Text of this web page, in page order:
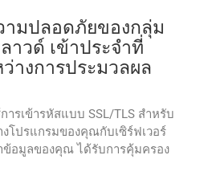
ามปลอดภัยของกลุ่ม
าวด์ เข้าประจําที่
างการประมวลผล
รเข้ารหัสแบบ SSL/TLS สําหรับ
โปรแกรมของคุณกับเซิร์ฟเวอร์
ข้อมูลของคุณ ได้รับการคุ้มครอง